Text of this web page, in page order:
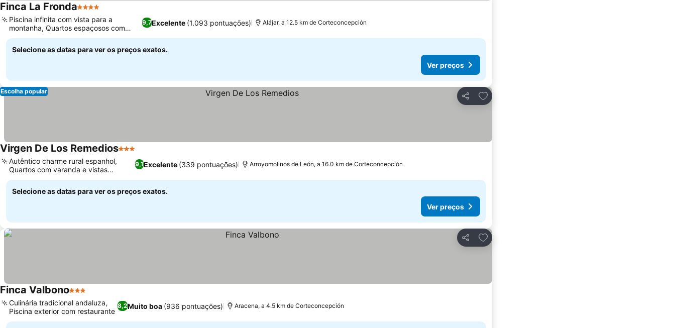
Finca La Fronda4 Estrelas
9,7Excelente (1.093 pontuações)
Piscina infinita com vista para a
montanha, Quartos espaçosos com
terraços privados
Alájar, a 12.5 km de Corteconcepción
Selecione as datas para ver os preços exatos.
Ver preços
Partilhar
Adicionar aos favoritos
Escolha popular
Virgen De Los Remedios3 Estrelas
9,1Excelente (339 pontuações)
Autêntico charme rural espanhol,
Quartos com varanda e vistas
panorâmicas
Arroyomolinos de León, a 16.0 km de Corteconcepción
Selecione as datas para ver os preços exatos.
Ver preços
Partilhar
Adicionar aos favoritos
Finca Valbono3 Estrelas
8,2Muito boa (936 pontuações)
Culinária tradicional andaluza,
Piscina exterior com restaurante
Aracena, a 4.5 km de Corteconcepción